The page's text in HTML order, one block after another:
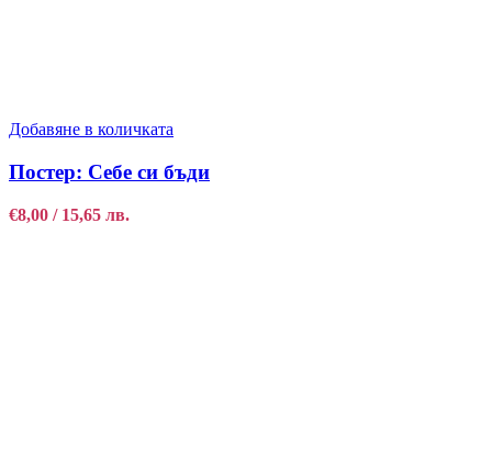
Добавяне в количката
Постер: Себе си бъди
€8,00 / 15,65 лв.